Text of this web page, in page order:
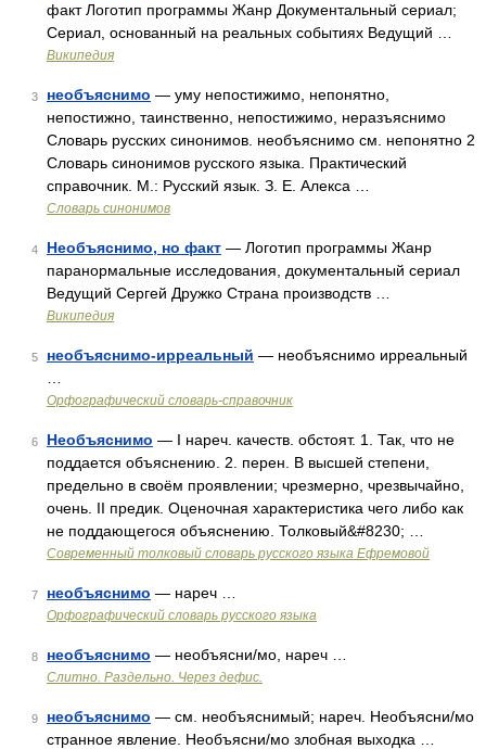
факт Логотип программы Жанр Документальный сериал;
Сериал, основанный на реальных событиях Ведущий …
Википедия
3 необъяснимо — уму непостижимо, непонятно,
непостижно, таинственно, непостижимо, неразъяснимо
Словарь русских синонимов. необъяснимо см. непонятно 2
Словарь синонимов русского языка. Практический
справочник. М.: Русский язык. З. Е. Алекса …
Словарь синонимов
4 Необъяснимо, но факт — Логотип программы Жанр
паранормальные исследования, документальный сериал
Ведущий Сергей Дружко Страна производств …
Википедия
5 необъяснимо-ирреальный — необъяснимо ирреальный
Орфографический словарь-справочник
6 Необъяснимо — I нареч. качеств. обстоят. 1. Так, что не
поддается объяснению. 2. перен. В высшей степени,
предельно в своём проявлении; чрезмерно, чрезвычайно,
очень. II предик. Оценочная характеристика чего либо как
не поддающегося объяснению. Толковый&#8230; …
Современный толковый словарь русского языка Ефремовой
7 необъяснимо — нареч …
Орфографический словарь русского языка
8 необъяснимо — необъясни/мо, нареч …
Слитно. Раздельно. Через дефис.
9 необъяснимо — см. необъяснимый; нареч. Необъясни/мо
странное явление. Необъясни/мо злобная выходка …